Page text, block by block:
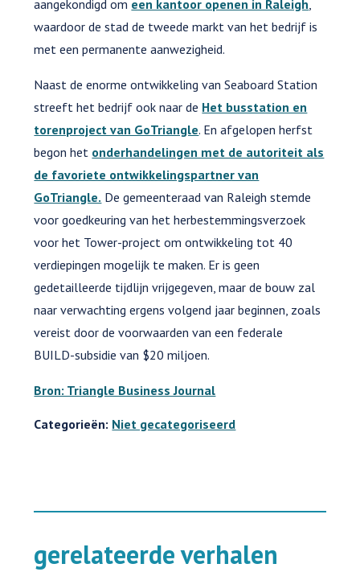
aangekondigd om een kantoor openen in Raleigh
waardoor de stad de tweede markt van het bedrijf is
met een permanente aanwezigheid.
Naast de enorme ontwikkeling van Seaboard Station
streeft het bedrijf ook naar de Het busstation en
torenproject van GoTriangle. En afgelopen herfst
begon het onderhandelingen met de autoriteit als
de favoriete ontwikkelingspartner van
GoTriangle. De gemeenteraad van Raleigh stemde
voor goedkeuring van het herbestemmingsverzoek
voor het Tower-project om ontwikkeling tot 40
verdiepingen mogelijk te maken. Er is geen
gedetailleerde tijdlijn vrijgegeven, maar de bouw zal
naar verwachting ergens volgend jaar beginnen, zoals
vereist door de voorwaarden van een federale
BUILD-subsidie van $20 miljoen.
Bron: Triangle Business Journal
Categorieën: Niet gecategoriseerd
gerelateerde verhalen